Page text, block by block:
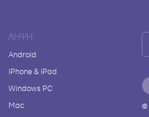
ΛΉΨΗ
Android
iPhone & iPad
Windows PC
Mac
©